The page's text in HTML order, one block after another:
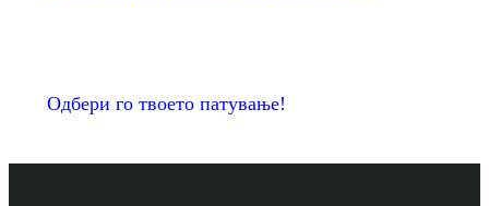
Одбери го твоето патување!